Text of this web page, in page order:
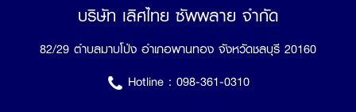
บริษัท เลิศไทย ซัพพลาย จำกัด
82/29 ตำบลมาบโป่ง อำเภอพานทอง จังหวัดชลบุรี 20160
Hotline : 098-361-0310